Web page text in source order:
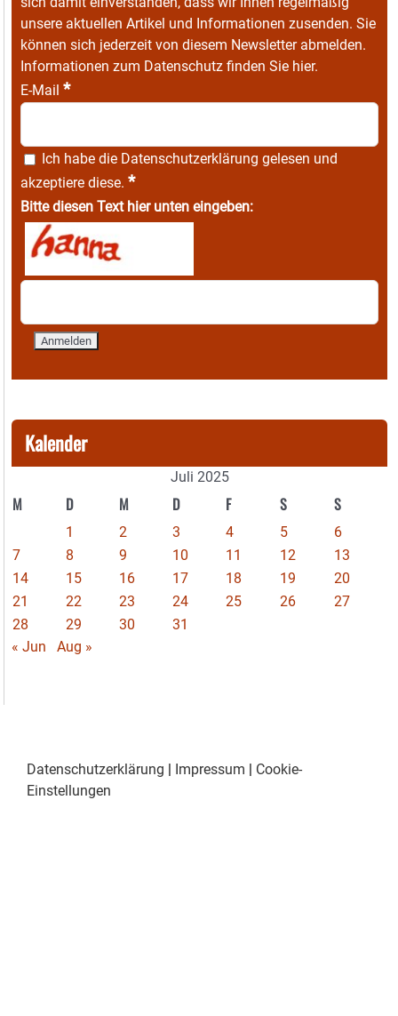
unsere aktuellen Artikel und Informationen zusenden. Sie
können sich jederzeit von diesem Newsletter abmelden.
Informationen zum Datenschutz finden Sie hier.
E-Mail *
Ich habe die Datenschutzerklärung gelesen und
akzeptiere diese. *
Bitte diesen Text hier unten eingeben:
Kalender
Juli 2025
M D M D F S S
1 2 3 4 5
6
7
8 9 10 11 12
13
14
15 16 17 18 19
20
21
22 23 24 25 26
27
28
29 30
31
« Jun
Aug »
Datenschutzerklärung | Impressum | Cookie-
Einstellungen